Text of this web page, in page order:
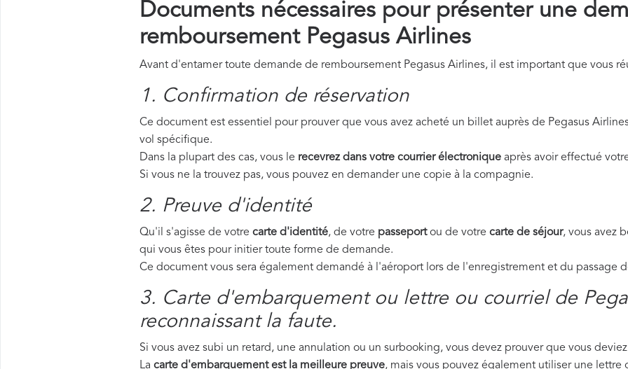
Documents nécessaires pour présenter une
remboursement Pegasus Airlines
Avant d'entamer toute demande de remboursement Pegasus Airlines, il est important que vous
1. Confirmation de réservation
Ce document est essentiel pour prouver que vous avez acheté un billet auprès de Pegasus
vol spécifique.
Dans la plupart des cas, vous le recevrez dans votre courrier électronique après avoir effectué
Si vous ne la trouvez pas, vous pouvez en demander une copie à la compagnie.
2. Preuve d'identité
Qu'il s'agisse de votre carte d'identité, de votre passeportou de votre carte de séjour, vous avez
qui vous êtes pour initier toute forme de demande.
Ce document vous sera également demandé à l'aéroport lors de l'enregistrement et du passage
3. Carte d'embarquement ou lettre ou courriel de
reconnaissant la faute.
Si vous avez subi un retard, une annulation ou un surbooking, vous devez prouver que vous
La carte d'embarquement est la meilleure preuve, mais vous pouvez également utiliser une lettre